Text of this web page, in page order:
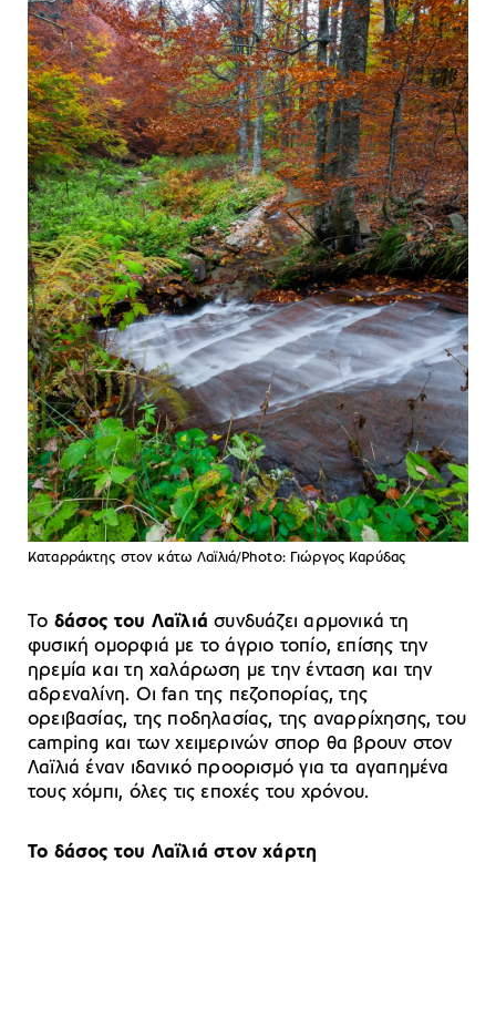
Καταρράκτης στον κάτω Λαϊλιά/Photo: Γιώργος Καρύδας
Το δάσος του Λαϊλιά συνδυάζει αρμονικά τη
φυσική ομορφιά με το άγριο τοπίο, επίσης την
ηρεμία και τη χαλάρωση με την ένταση και την
αδρεναλίνη. Οι fan της πεζοπορίας, της
ορειβασίας, της ποδηλασίας, της αναρρίχησης, του
camping και των χειμερινών σπορ θα βρουν στον
Λαϊλιά έναν ιδανικό προορισμό για τα αγαπημένα
τους χόμπι, όλες τις εποχές του χρόνου.
Το δάσος του Λαϊλιά στον χάρτη